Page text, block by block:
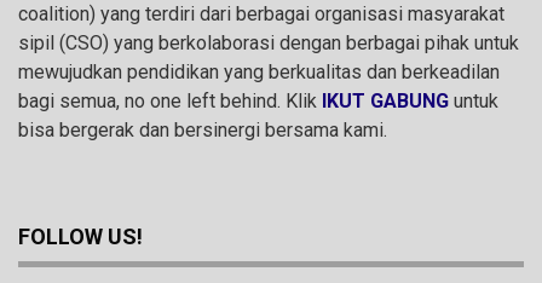
coalition) yang terdiri dari berbagai organisasi masyarakat
sipil (CSO) yang berkolaborasi dengan berbagai pihak untuk
mewujudkan pendidikan yang berkualitas dan berkeadilan
bagi semua, no one left behind. Klik IKUT GABUNG untuk
bisa bergerak dan bersinergi bersama kami.
FOLLOW US!